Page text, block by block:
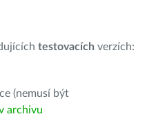
testovacích verzích:
(nemusí být
archivu